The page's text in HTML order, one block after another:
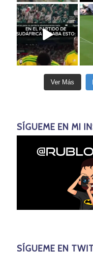
Ver Más
SÍGUEME EN MI
SÍGUEME EN